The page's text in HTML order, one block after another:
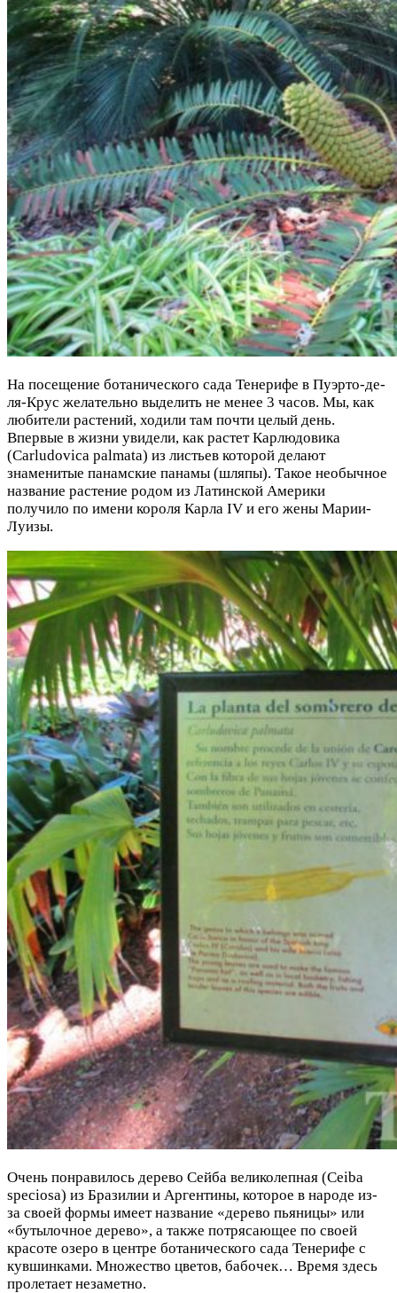
На посещение ботанического сада Тенерифе в Пуэрто-де-
ля-Крус желательно выделить не менее 3 часов. Мы, как
любители растений, ходили там почти целый день.
Впервые в жизни увидели, как растет Карлюдовика
(Carludovica palmata) из листьев которой делают
знаменитые панамские панамы (шляпы). Такое необычное
название растение родом из Латинской Америки
получило по имени короля Карла IV и его жены Марии-
Луизы.
Очень понравилось дерево Сейба великолепная (Ceiba
speciosa) из Бразилии и Аргентины, которое в народе из-
за своей формы имеет название «дерево пьяницы» или
«бутылочное дерево», а также потрясающее по своей
красоте озеро в центре ботанического сада Тенерифе с
кувшинками. Множество цветов, бабочек… Время здесь
пролетает незаметно.